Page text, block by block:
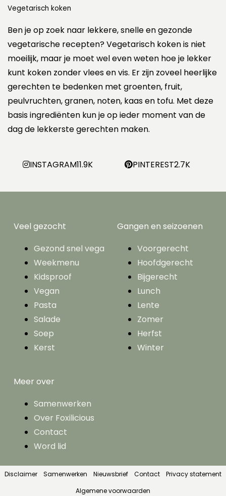
Vegetarisch koken
Ben je op zoek naar lekkere, snelle en gezonde
vegetarische recepten? Vegetarisch koken is niet
moeilijk, maar je moet wel even weten hoe je lekker
kunt koken zonder vlees en vis. Er zijn zoveel heerlijke
gerechten te bedenken met groenten, fruit,
peulvruchten, granen, noten, kaas en tofu. Met deze
basis ingrediënten kun je op ieder moment van de
dag de lekkerste gerechten maken.
INSTAGRAM11.9K PINTEREST2.7K
Veel gezocht
Gezond snel vega
Weekmenu
Kidsproof
Vegan
Pasta
Salade
Soep
Kerst
Gangen en seizoenen
Voorgerecht
Hoofdgerecht
Bijgerecht
Lunch
Lente
Zomer
Herfst
Winter
Meer over
Samenwerken
Over Foxilicious
Contact
Word lid
Disclaimer Samenwerken Nieuwsbrief Contact
Privacy statement
Algemene voorwaarden